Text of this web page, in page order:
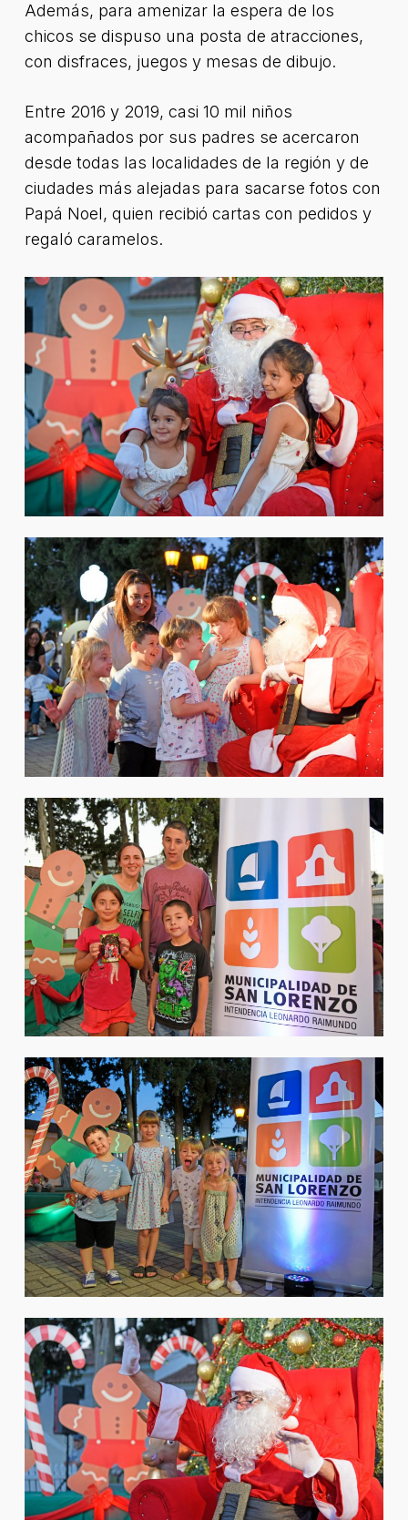
Además, para amenizar la espera de los
chicos se dispuso una posta de atracciones,
con disfraces, juegos y mesas de dibujo.
Entre 2016 y 2019, casi 10 mil niños
acompañados por sus padres se acercaron
desde todas las localidades de la región y de
ciudades más alejadas para sacarse fotos con
Papá Noel, quien recibió cartas con pedidos y
regaló caramelos.